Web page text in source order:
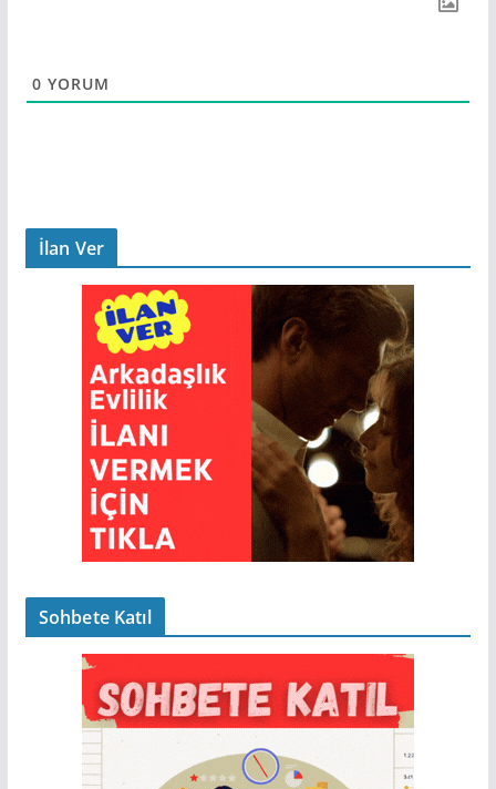
0 YORUM
İlan Ver
Sohbete Katıl